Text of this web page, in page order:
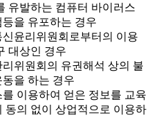
유발하는 컴퓨터 바이러스
등을 유포하는 경우
신윤리위원회로부터의 이용
대상인 경우
리위원회의 유권해석 상의 불
을 하는 경우
를 이용하여 얻은 정보를 교육
동의 없이 상업적으로 이용하